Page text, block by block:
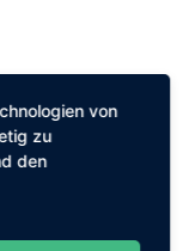
von
zu
den